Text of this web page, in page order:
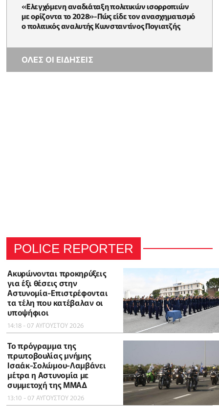
«Ελεγχόμενη αναδιάταξη πολιτικών ισορροπιών
με ορίζοντα το 2028»-Πώς είδε τον ανασχηματισμό
ο πολιτικός αναλυτής Κωνσταντίνος Πογιατζής
ΟΛΕΣ ΟΙ ΕΙΔΗΣΕΙΣ
POLICE REPORTER
Ακυρώνονται προκηρύξεις
για έξι θέσεις στην
Αστυνομία-Επιστρέφονται
τα τέλη που κατέβαλαν οι
υποψήφιοι
14:18 - 07 ΑΥΓΟΥΣΤΟΥ 2026
To πρόγραμμα της
πρωτοβουλίας μνήμης
Ισαάκ-Σολώμου-Λαμβάνει
μέτρα η Αστυνομία με
συμμετοχή της ΜΜΑΔ
13:10 - 07 ΑΥΓΟΥΣΤΟΥ 2026